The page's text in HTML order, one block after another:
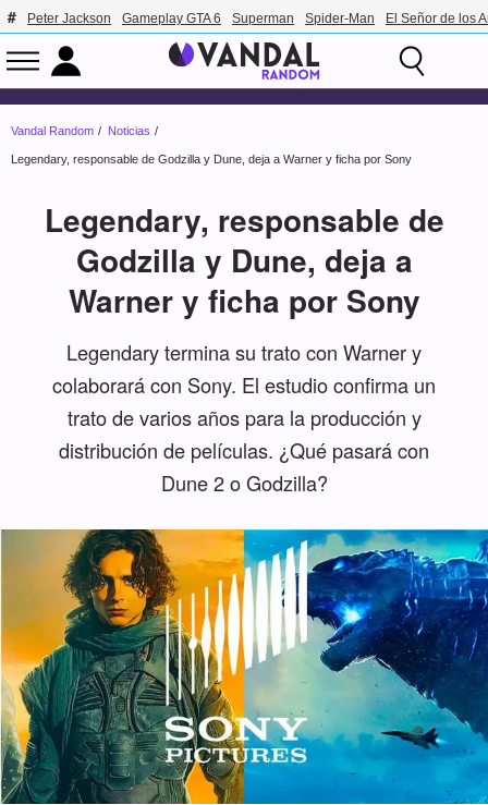
Peter Jackson Gameplay GTA 6 Superman Spider-Man El Señor de los
Vandal Random Noticias
Legendary, responsable de Godzilla y Dune, deja a Warner y ficha por Sony
Legendary, responsable de
Godzilla y Dune, deja a
Warner y ficha por Sony
Legendary termina su trato con Warner y
colaborará con Sony. El estudio confirma un
trato de varios años para la producción y
distribución de películas. ¿Qué pasará con
Dune 2 o Godzilla?